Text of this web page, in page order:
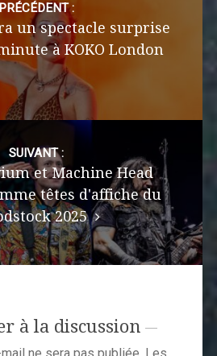
PRÉCÉDENT :
un spectacle surprise
à KOKO London
SUIVANT :
et Machine Head
têtes d'affiche du
2025
à la discussion